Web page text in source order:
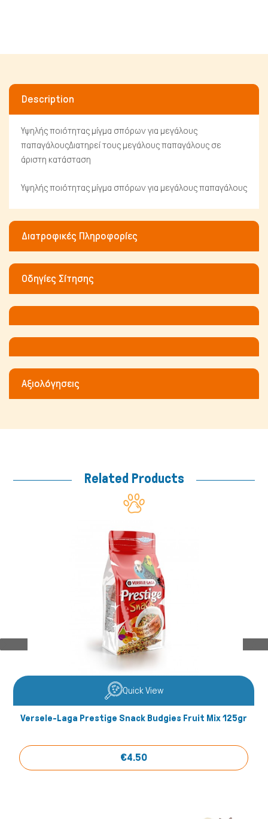
Πτηνά
Μικρά ζώα
Fish/Reptiles
Description
Υψηλής ποιότητας μίγμα σπόρων για μεγάλους
παπαγάλουςΔιατηρεί τους μεγάλους παπαγάλους σε
άριστη κατάσταση
Υψηλής ποιότητας μίγμα σπόρων για μεγάλους παπαγάλους
Διατροφικές Πληροφορίες
Οδηγίες Σίτησης
Αξιολόγησεις
Related Products
Quick View
Versele-Laga Prestige Snack Budgies Fruit Mix 125gr
€4.50